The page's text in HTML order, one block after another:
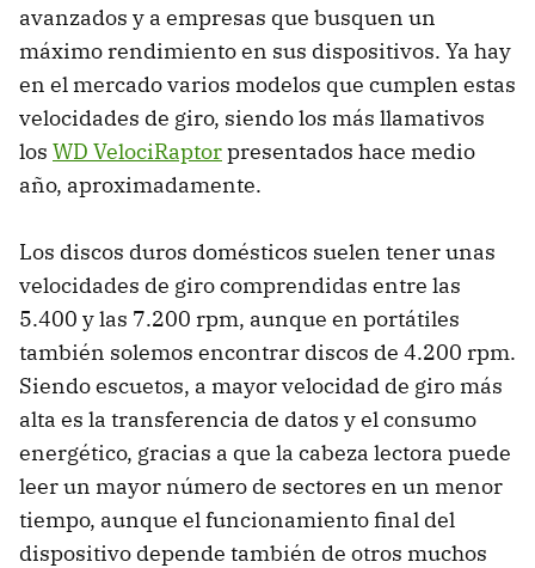
avanzados y a empresas que busquen un
máximo rendimiento en sus dispositivos. Ya hay
en el mercado varios modelos que cumplen estas
velocidades de giro, siendo los más llamativos
los WD VelociRaptorpresentados hace medio
año, aproximadamente.
Los discos duros domésticos suelen tener unas
velocidades de giro comprendidas entre las
5.400 y las 7.200 rpm, aunque en portátiles
también solemos encontrar discos de 4.200 rpm.
Siendo escuetos, a mayor velocidad de giro más
alta es la transferencia de datos y el consumo
energético, gracias a que la cabeza lectora puede
leer un mayor número de sectores en un menor
tiempo, aunque el funcionamiento final del
dispositivo depende también de otros muchos